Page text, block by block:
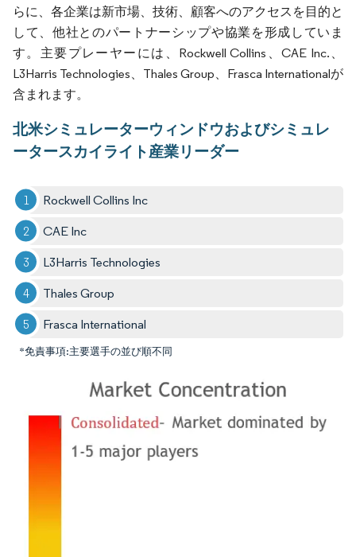
らに、各企業は新市場、技術、顧客へのアクセスを目的と
して、他社とのパートナーシップや協業を形成していま
す。主要プレーヤーには、Rockwell Collins、CAE Inc.、
L3Harris Technologies、Thales Group、Frasca Internationalが
含まれます。
北米シミュレーターウィンドウおよびシミュレ
ータースカイライト産業リーダー
Rockwell Collins Inc
CAE Inc
L3Harris Technologies
Thales Group
Frasca International
*免責事項:主要選手の並び順不同